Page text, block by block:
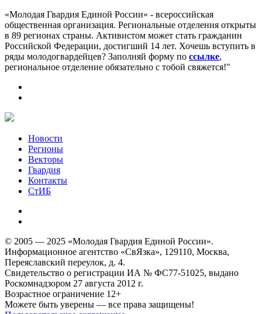
«Молодая Гвардия Единой России» - всероссийская
общественная организация. Региональные отделения открыты
в 89 регионах страны. Активистом может стать гражданин
Российской Федерации, достигший 14 лет. Хочешь вступить в
ряды молодогвардейцев? Заполняй форму по ссылке,
региональное отделение обязательно с тобой свяжется!"
Новости
Регионы
Векторы
Гвардия
Контакты
СтИБ
© 2005 — 2025 «Молодая Гвардия Единой России».
Информационное агентство «СвЯзка», 129110, Москва,
Переяславский переулок, д. 4.
Свидетельство о регистрации ИА № ФС77-51025, выдано
Роскомнадзором 27 августа 2012 г.
Возрастное ограничение 12+
Можете быть уверены — все права защищены!